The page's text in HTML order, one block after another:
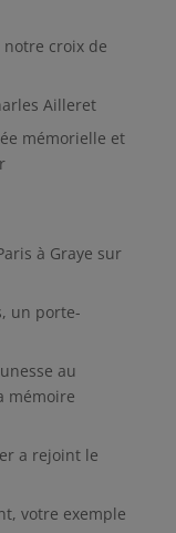
croix de
Ailleret
mémorielle et
à Graye sur
un porte-
au
mémoire
a rejoint le
votre exemple